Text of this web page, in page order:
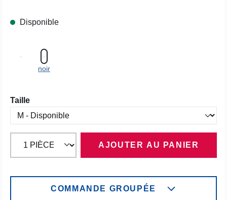
Disponible
noir
Sélectionnez
Taille
AJOUTER AU PANIER
COMMANDE GROUPÉE